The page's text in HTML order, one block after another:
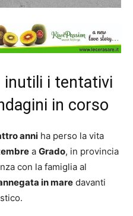
inutili i tentativi
in corso
anni ha perso la vita
a Grado, in provincia
con la famiglia al
in mare davanti